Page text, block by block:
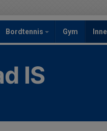
Bordtennis Gym
IS